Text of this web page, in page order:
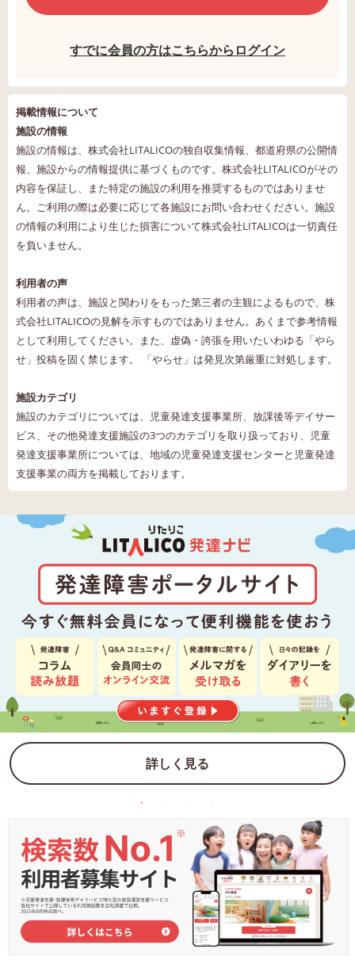
すでに会員の方はこちらからログイン
掲載情報について
施設の情報
施設の情報は、株式会社LITALICOの独自収集情報、都道府県の公開情
報、施設からの情報提供に基づくものです。株式会社LITALICOがその
内容を保証し、また特定の施設の利用を推奨するものではありませ
ん。ご利用の際は必要に応じて各施設にお問い合わせください。施設
の情報の利用により生じた損害について株式会社LITALICOは一切責任
を負いません。
利用者の声
利用者の声は、施設と関わりをもった第三者の主観によるもので、株
式会社LITALICOの見解を示すものではありません。あくまで参考情報
として利用してください。また、虚偽・誇張を用いたいわゆる「やら
せ」投稿を固く禁じます。 「やらせ」は発見次第厳重に対処します。
施設カテゴリ
施設のカテゴリについては、児童発達支援事業所、放課後等デイサー
ビス、その他発達支援施設の3つのカテゴリを取り扱っており、児童
発達支援事業所については、地域の児童発達支援センターと児童発達
支援事業の両方を掲載しております。
詳しく見る